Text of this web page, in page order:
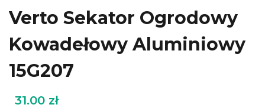
Verto Sekator Ogrodowy
Kowadełowy Aluminiowy
15G207
31.00 zł